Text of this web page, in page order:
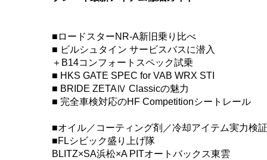
■ロードスターNR-A新旧乗り比べ
■ ビルシュタイン サービスバスに潜入
＋B14コンフォートスペック試乗
■ HKS GATE SPEC for VAB WRX STI
■ BRIDE ZETAⅣ Classicの魅力
■ 完全車検対応のHF Competitionシートレール
■オイル／コーティング剤／冷却アイテム実力検証
■FLシビック盛り上げ隊
BLITZ×SA浜松×A PITオートバックス東雲